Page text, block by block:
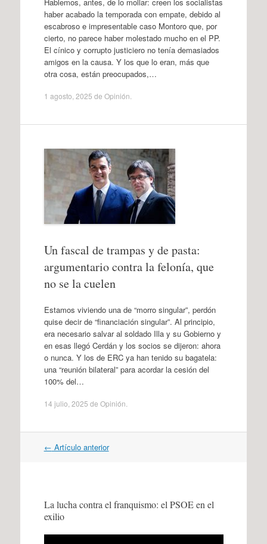
haber acabado la temporada con empate, debido al
escabroso e impresentable caso Montoro que, por
cierto, no parece haber molestado mucho en el PP.
El cínico y corrupto justiciero no tenía demasiados
amigos en la causa. Y los que lo eran, más que
otra cosa, están preocupados,…
1 agosto, 2025 de Opinión
Un fascal de trampas y de pasta:
argumentario contra la felonía, que
no se la cuelen
Estamos viviendo una de “morro singular”, perdón
quise decir de “financiación singular”. Al principio,
era necesario salvar al soldado Illa y su Gobierno y
en esas llegó Cerdán y los socios se dijeron: ahora
o nunca. Y los de ERC ya han tenido su bagatela:
una “reunión bilateral” para acordar la cesión del
100% del…
14 julio, 2025 de Opinión
Navegación
← Artículo anterior
La lucha contra el franquismo: el PSOE en el
exilio